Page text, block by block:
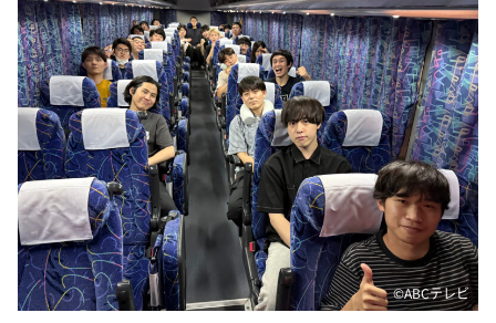
©️ABCテレビ